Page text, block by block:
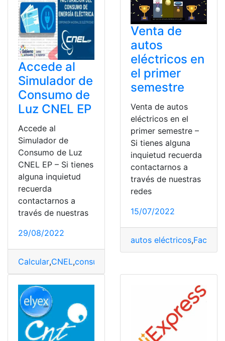
Accede al
Simulador de
Consumo de
Luz CNEL EP
Accede al
Simulador de
Consumo de Luz
CNEL EP – Si tienes
alguna inquietud
recuerda
contactarnos a
través de nuestras
29/08/2022
Calcular,CNEL,consumo energético
Venta de
autos
eléctricos en
el primer
semestre
Venta de autos
eléctricos en el
primer semestre –
Si tienes alguna
inquietud recuerda
contactarnos a
través de nuestras
redes
15/07/2022
autos eléctricos,